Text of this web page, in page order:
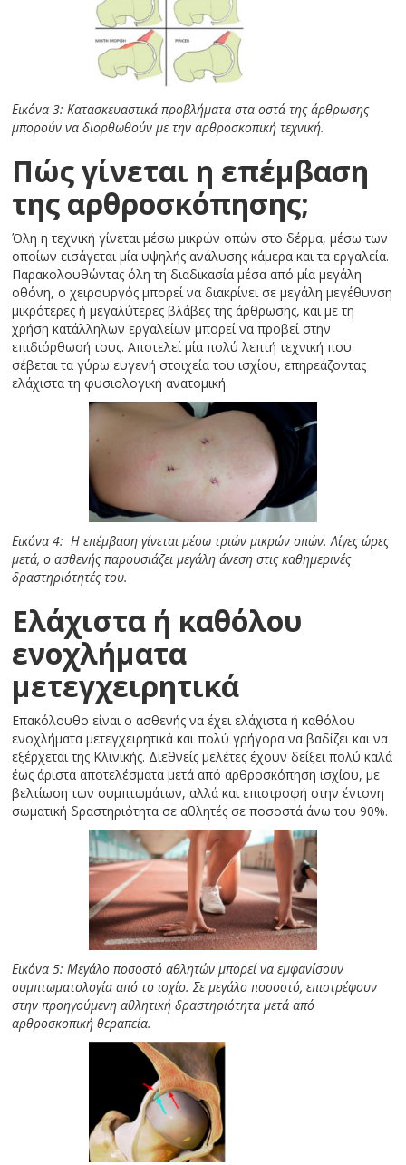
Εικόνα 3: Κατασκευαστικά προβλήματα στα οστά της άρθρωσης
μπορούν να διορθωθούν με την αρθροσκοπική τεχνική.
Πώς γίνεται η επέμβαση
της αρθροσκόπησης;
Όλη η τεχνική γίνεται μέσω μικρών οπών στο δέρμα, μέσω των
οποίων εισάγεται μία υψηλής ανάλυσης κάμερα και τα εργαλεία.
Παρακολουθώντας όλη τη διαδικασία μέσα από μία μεγάλη
οθόνη, ο χειρουργός μπορεί να διακρίνει σε μεγάλη μεγέθυνση
μικρότερες ή μεγαλύτερες βλάβες της άρθρωσης, και με τη
χρήση κατάλληλων εργαλείων μπορεί να προβεί στην
επιδιόρθωσή τους. Αποτελεί μία πολύ λεπτή τεχνική που
σέβεται τα γύρω ευγενή στοιχεία του ισχίου, επηρεάζοντας
ελάχιστα τη φυσιολογική ανατομική.
Εικόνα 4: Η επέμβαση γίνεται μέσω τριών μικρών οπών. Λίγες ώρες
μετά, ο ασθενής παρουσιάζει μεγάλη άνεση στις καθημερινές
δραστηριότητές του.
Ελάχιστα ή καθόλου
ενοχλήματα
μετεγχειρητικά
Επακόλουθο είναι ο ασθενής να έχει ελάχιστα ή καθόλου
ενοχλήματα μετεγχειρητικά και πολύ γρήγορα να βαδίζει και να
εξέρχεται της Κλινικής. Διεθνείς μελέτες έχουν δείξει πολύ καλά
έως άριστα αποτελέσματα μετά από αρθροσκόπηση ισχίου, με
βελτίωση των συμπτωμάτων, αλλά και επιστροφή στην έντονη
σωματική δραστηριότητα σε αθλητές σε ποσοστά άνω του 90%.
Εικόνα 5: Μεγάλο ποσοστό αθλητών μπορεί να εμφανίσουν
συμπτωματολογία από το ισχίο. Σε μεγάλο ποσοστό, επιστρέφουν
στην προηγούμενη αθλητική δραστηριότητα μετά από
αρθροσκοπική θεραπεία.